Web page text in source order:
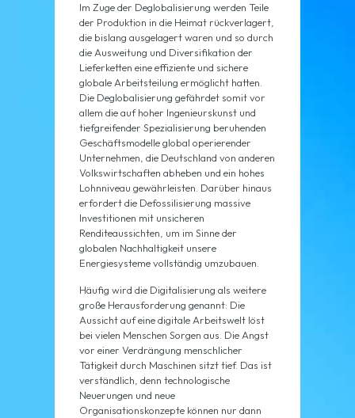
Im Zuge der Deglobalisierung werden Teile
der Produktion in die Heimat rückverlagert,
die bislang ausgelagert waren und so durch
die Ausweitung und Diversifikation der
Lieferketten eine effiziente und sichere
globale Arbeitsteilung ermöglicht hatten.
Die Deglobalisierung gefährdet somit vor
allem die auf hoher Ingenieurskunst und
tiefgreifender Spezialisierung beruhenden
Geschäftsmodelle global operierender
Unternehmen, die Deutschland von anderen
Volkswirtschaften abheben und ein hohes
Lohnniveau gewährleisten. Darüber hinaus
erfordert die Defossilisierung massive
Investitionen mit unsicheren
Renditeaussichten, um im Sinne der
globalen Nachhaltigkeit unsere
Energiesysteme vollständig umzubauen.
Häufig wird die Digitalisierung als weitere
große Herausforderung genannt: Die
Aussicht auf eine digitale Arbeitswelt löst
bei vielen Menschen Sorgen aus. Die Angst
vor einer Verdrängung menschlicher
Tätigkeit durch Maschinen sitzt tief. Das ist
verständlich, denn technologische
Neuerungen und neue
Organisationskonzepte können nur dann